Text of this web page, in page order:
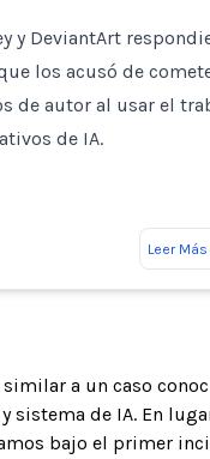
y DeviantArt
los acusó de
de autor al usar el
de IA.
Leer Más
similar a un caso
sistema de IA. En
bajo el primer